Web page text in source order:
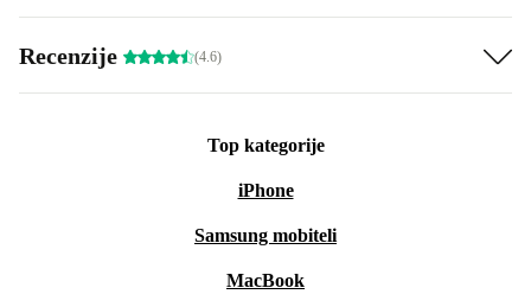
Recenzije (4.6)
Top kategorije
iPhone
Samsung mobiteli
MacBook